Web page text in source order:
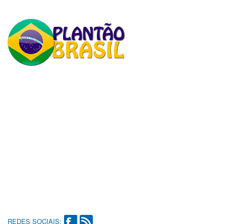
REDES SOCIAIS: